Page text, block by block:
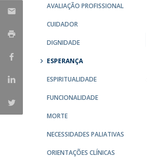
AVALIAÇÃO PROFISSIONAL
CUIDADOR
DIGNIDADE
ESPERANÇA
ESPIRITUALIDADE
FUNCIONALIDADE
MORTE
NECESSIDADES PALIATIVAS
ORIENTAÇÕES CLÍNICAS